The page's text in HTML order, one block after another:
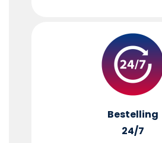
Bestelling
24/7